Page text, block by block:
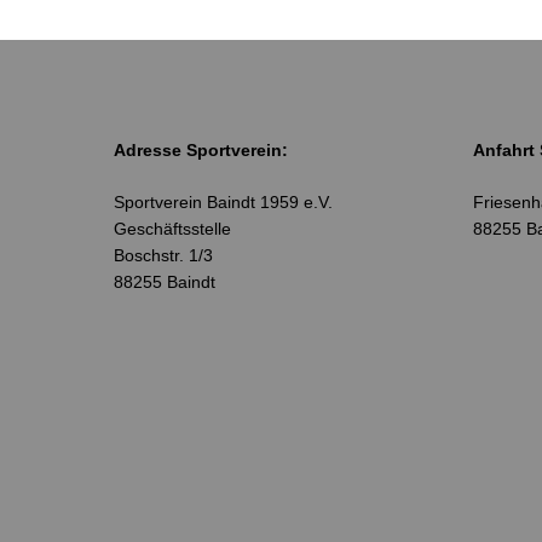
Adresse Sportverein:
Sportverein Baindt 1959 e.V.
Geschäftsstelle
Boschstr. 1/3
88255 Baindt
Anfahrt
88255